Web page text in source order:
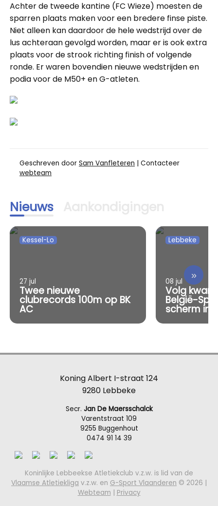
Achter de tweede kantine (FC Wieze) moesten de
sparren plaats maken voor een bredere finse piste.
Niet alleen kan daardoor de hele wedstrijd over de
lus achteraan gevolgd worden, maar er is ook extra
plaats voor de strook richting finish of volgende
ronde. Er waren bovendien nieuwe wedstrijden en
podia voor de M50+ en G-atleten.
Geschreven door Sam Vanfleteren | Contacteer
webteam
Nieuws
Kessel-Lo
27 jul
Twee nieuwe
clubrecords 100m op BK
AC
Lebbeke
08 jul
Volg
België-
scherm in
»
Koning Albert I-straat 124
9280 Lebbeke
Secr. Jan De Maersschalck
Varentstraat 109
9255 Buggenhout
0474 91 14 39
Koninlijke Lebbeekse Atletiekclub v.z.w. is lid van de
Vlaamse Atletiekliga v.z.w. en G-Sport Vlaanderen © 2026 |
Webteam
Privacy